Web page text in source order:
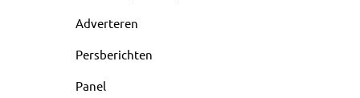
Adverteren
Persberichten
Panel